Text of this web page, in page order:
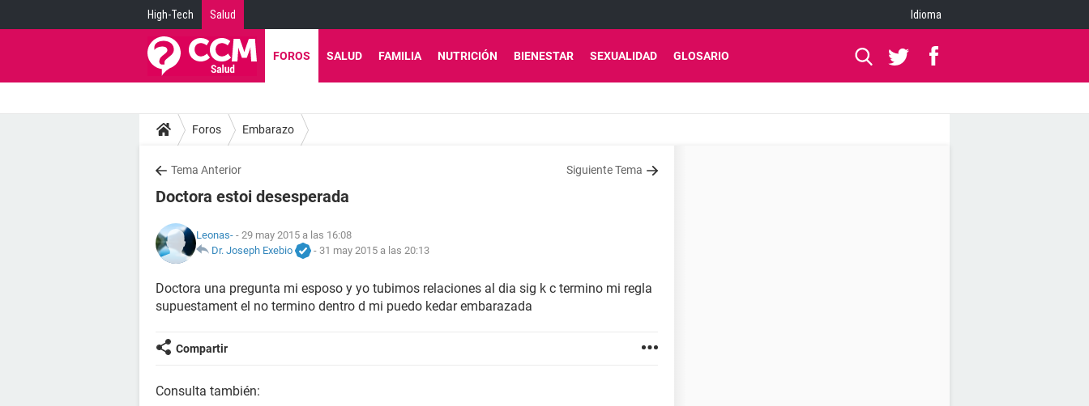
High-Tech Salud Idioma
FOROS SALUD FAMILIA NUTRICIÓN BIENESTAR SEXUALIDAD GLOSARIO
Foros Embarazo
Tema Anterior Siguiente Tema
Doctora estoi desesperada
Leonas- - 29 may 2015 a las 16:08
Dr. Joseph Exebio
- 31 may 2015 a las 20:13
Doctora una pregunta mi esposo y yo tubimos relaciones al dia sig k c termino mi regla
supuestament el no termino dentro d mi puedo kedar embarazada
Compartir
Consulta también: